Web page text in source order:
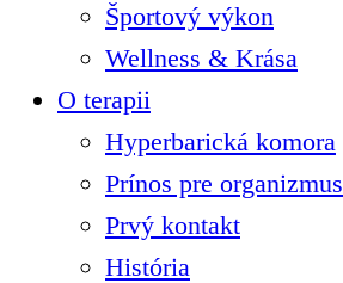
Športový výkon
Wellness & Krása
O terapii
Hyperbarická komora
Prínos pre organizmus
Prvý kontakt
História